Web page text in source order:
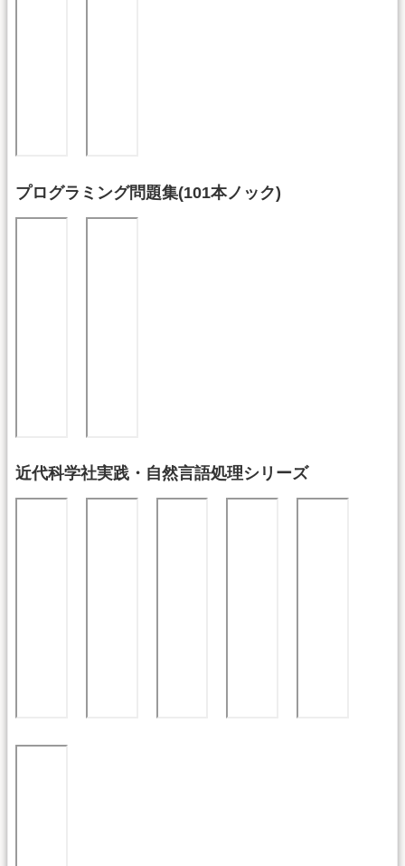
プログラミング問題集(101本ノック)
近代科学社実践・自然言語処理シリーズ